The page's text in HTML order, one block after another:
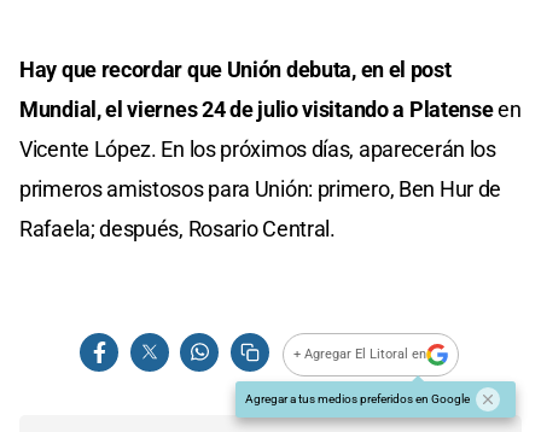
Hay que recordar que Unión debuta, en el post
Mundial, el viernes 24 de julio visitando a Platenseen
Vicente López. En los próximos días, aparecerán los
primeros amistosos para Unión: primero, Ben Hur de
Rafaela; después, Rosario Central.
+ Agregar El Litoral en
Agregar a tus medios preferidos en Google